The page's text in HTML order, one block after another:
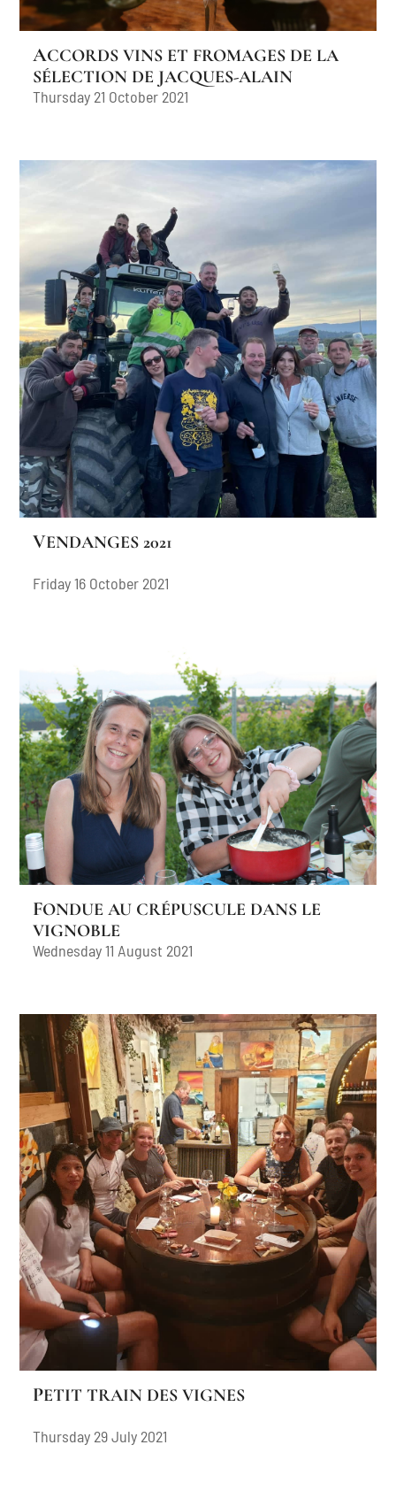
ACCORDS VINS ET FROMAGES DE LA
SÉLECTION DE JACQUES-ALAIN
DUFAUX
Thursday 21 October 2021
VENDANGES 2021
Friday 16 October 2021
FONDUE AU CRÉPUSCULE DANS LE
VIGNOBLE
Wednesday 11 August 2021
PETIT TRAIN DES VIGNES
Thursday 29 July 2021